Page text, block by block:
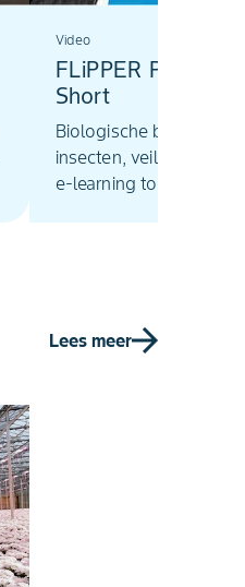
Video
FLiPPER Plus | e-
Short
Biologische bestrijding
insecten, veilig voor
e-learning tour voor
Lees meer